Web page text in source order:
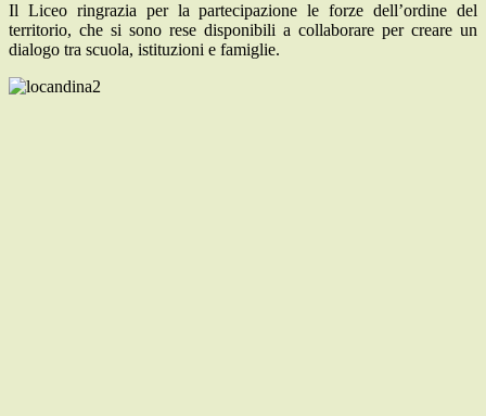
Il Liceo ringrazia per la partecipazione le forze dell’ordine del
territorio, che si sono rese disponibili a collaborare per creare un
dialogo tra scuola, istituzioni e famiglie.